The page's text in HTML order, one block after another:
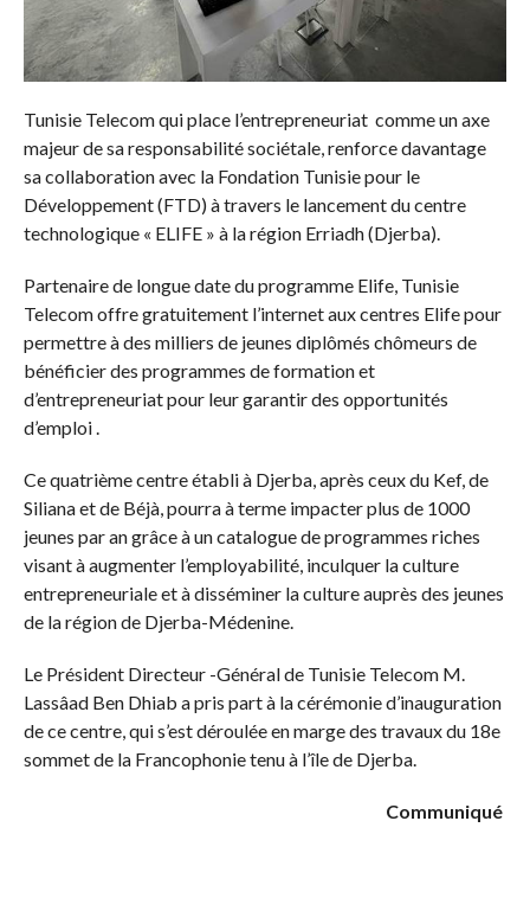
Tunisie Telecom qui place l’entrepreneuriat comme un axe
majeur de sa responsabilité sociétale, renforce davantage
sa collaboration avec la Fondation Tunisie pour le
Développement (FTD) à travers le lancement du centre
technologique « ELIFE » à la région Erriadh (Djerba).
Partenaire de longue date du programme Elife, Tunisie
Telecom offre gratuitement l’internet aux centres Elife pour
permettre à des milliers de jeunes diplômés chômeurs de
bénéficier des programmes de formation et
d’entrepreneuriat pour leur garantir des opportunités
d’emploi .
Ce quatrième centre établi à Djerba, après ceux du Kef, de
Siliana et de Béjà, pourra à terme impacter plus de 1000
jeunes par an grâce à un catalogue de programmes riches
visant à augmenter l’employabilité, inculquer la culture
entrepreneuriale et à disséminer la culture auprès des jeunes
de la région de Djerba-Médenine.
Le Président Directeur -Général de Tunisie Telecom M.
Lassâad Ben Dhiab a pris part à la cérémonie d’inauguration
de ce centre, qui s’est déroulée en marge des travaux du 18e
sommet de la Francophonie tenu à l’île de Djerba.
Communiqué